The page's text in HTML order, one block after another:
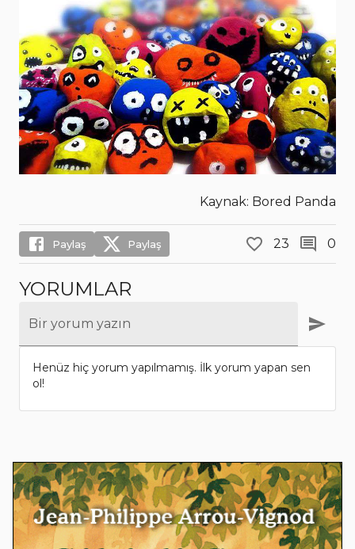
Kaynak: Bored Panda
Paylaş Paylaş 23 0
YORUMLAR
Bir yorum yazın
Henüz hiç yorum yapılmamış. İlk yorum yapan sen
ol!